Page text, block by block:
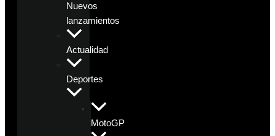
Nuevos
lanzamientos
Actualidad
Deportes
MotoGP